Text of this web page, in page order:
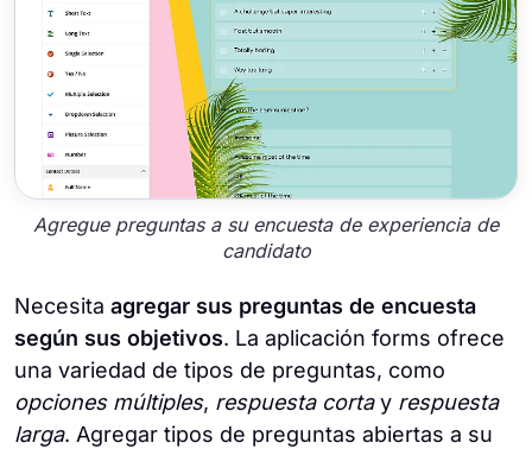
Agregue preguntas a su encuesta de experiencia de
candidato
Necesita agregar sus preguntas de encuesta
según sus objetivos. La aplicación forms ofrece
una variedad de tipos de preguntas, como
opciones múltiples, respuesta cortay respuesta
larga. Agregar tipos de preguntas abiertas a su